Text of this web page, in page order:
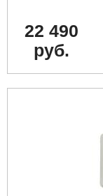
22 490
руб.